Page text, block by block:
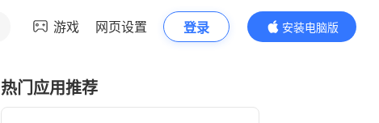
游戏 网页设置 登录
安装电脑版
内容更精彩
热门应用推荐